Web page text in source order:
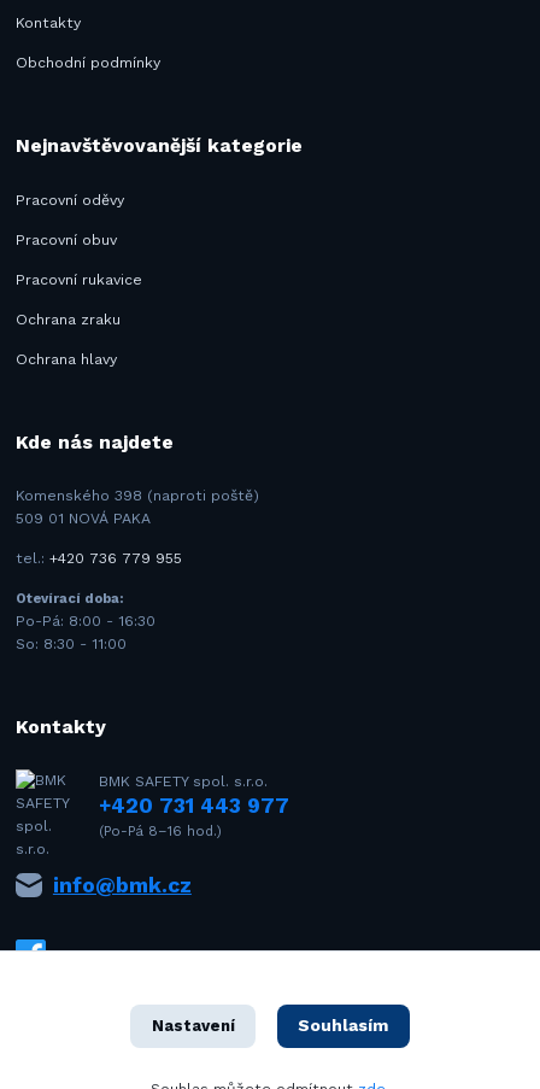
Kontakty
Obchodní podmínky
Nejnavštěvovanější kategorie
Pracovní oděvy
Pracovní obuv
Pracovní rukavice
Ochrana zraku
Ochrana hlavy
Kde nás najdete
Komenského 398 (naproti poště)
509 01 NOVÁ PAKA
tel.:+420 736 779 955
Otevírací doba:
Po-Pá: 8:00 - 16:30
So: 8:30 - 11:00
Kontakty
BMK SAFETY spol. s.r.o.
+420 731 443 977
(Po-Pá 8–16 hod.)
info@bmk.cz
Nastavení Souhlasím